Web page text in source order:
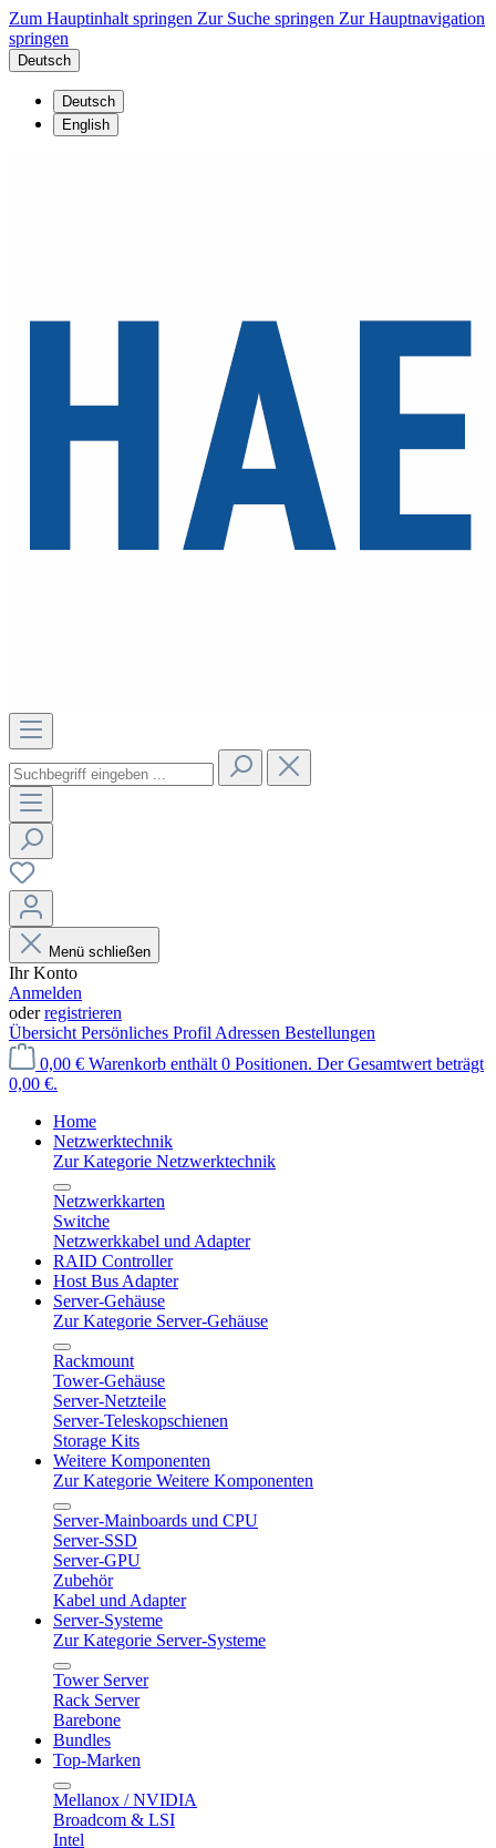
Zum Hauptinhalt springen Zur Suche springen Zur Hauptnavigation
springen
Deutsch
Deutsch
English
Menü schließen
Ihr Konto
Anmelden
oderregistrieren
Übersicht Persönliches Profil Adressen Bestellungen
0,00 € Warenkorb enthält 0 Positionen. Der Gesamtwert beträgt
0,00 €.
Home
Netzwerktechnik
Zur Kategorie Netzwerktechnik
Netzwerkkarten
Switche
Netzwerkkabel und Adapter
RAID Controller
Host Bus Adapter
Server-Gehäuse
Zur Kategorie Server-Gehäuse
Rackmount
Tower-Gehäuse
Server-Netzteile
Server-Teleskopschienen
Storage Kits
Weitere Komponenten
Zur Kategorie Weitere Komponenten
Server-Mainboards und CPU
Server-SSD
Server-GPU
Zubehör
Kabel und Adapter
Server-Systeme
Zur Kategorie Server-Systeme
Tower Server
Rack Server
Barebone
Bundles
Top-Marken
Mellanox / NVIDIA
Broadcom & LSI
Intel